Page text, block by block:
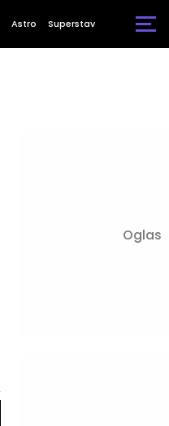
Astro Superstav